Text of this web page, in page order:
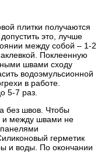
плитки получаются
это, лучше
между собой – 1-2
Поклеенную
швами сходу
водоэмульсионной
в работе.
5-7 раз.
без швов. Чтобы
и между швами не
герметик
и воды. По окончании